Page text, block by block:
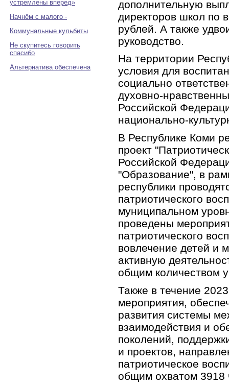
устремлены вперед»
Начнём с малого -
Коммунальные кульбиты
Не скупитесь говорить
спасибо
Альтернатива обеспечена
дополнительную
директоров школ по
рублей. А также
руководство.
На территории
условия для
социально
духовно-
Российской
национально-
В Республике Коми
проект
Российской
"Образование", в
республики
патриотического
муниципальном
проведены
патриотического
вовлечение детей и
активную
общим количеством
Также в течение
мероприятия,
развития системы
взаимодействия и
поколений,
и проектов,
патриотическое
общим охватом 3918